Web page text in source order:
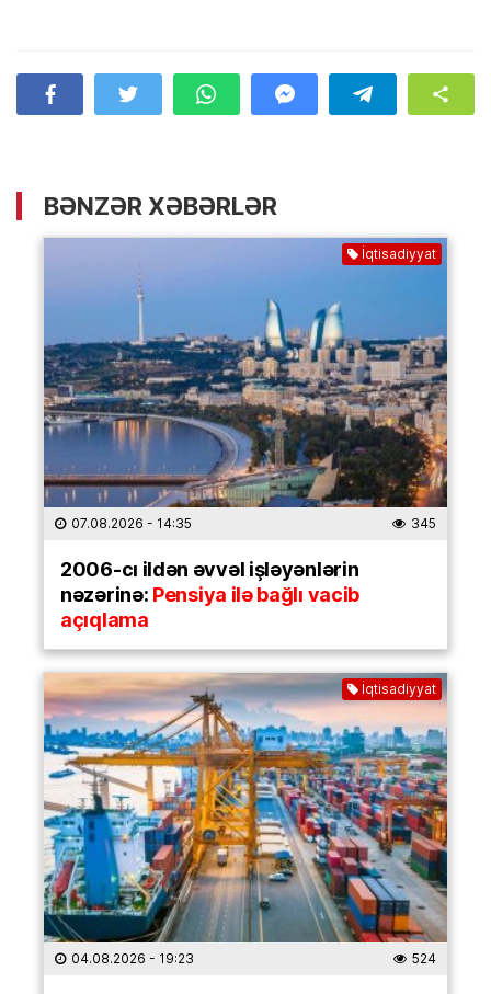
BƏNZƏR XƏBƏRLƏR
İqtisadiyyat
07.08.2026 - 14:35 345
2006-cı ildən əvvəl işləyənlərin
nəzərinə:Pensiya ilə bağlı vacib
açıqlama
İqtisadiyyat
04.08.2026 - 19:23 524